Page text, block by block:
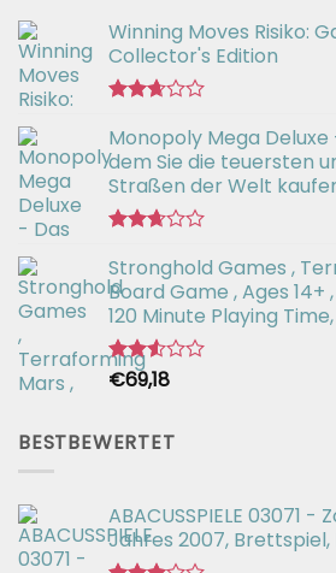
Winning Moves Risiko:
Collector's Edition
mit
2.66
von 5
Monopoly Mega
dem Sie die teuersten
Straßen der Welt
mit
2.64
von 5
Stronghold Games ,
Board Game , Ages 14+
120 Minute Playing
Bewertet
von 5
€69,18
BESTBEWERTET
ABACUSSPIELE 03071
Jahres 2007, Brettspiel,